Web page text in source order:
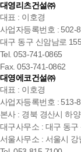
대영리츠건설㈜
대표 : 이호경
사업자등록번호 : 502-
대구 동구 신암남로
Tel. 053-741-0865
Fax. 053-741-0862
대영에코건설㈜
대표 : 이호경
사업자등록번호 : 513-
본사 : 경북 경산시 하
대구사무소 : 대구 동
서울사무소 : 서울시